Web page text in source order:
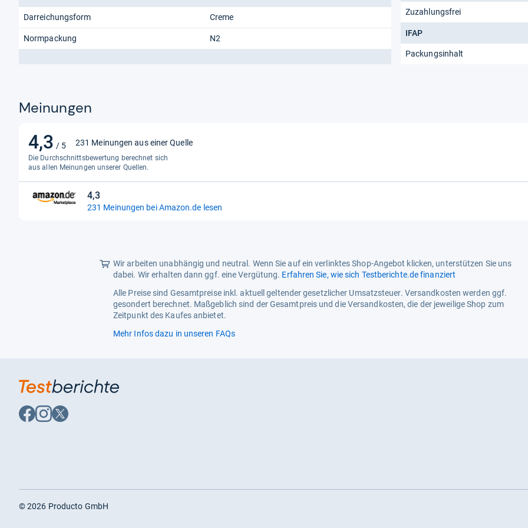
Darreichungsform Creme
Normpackung N2
Zuzahlungsfrei
IFAP
Packungsinhalt
Meinungen
4,3 / 5
4,3
von
5
Sternen
231 Meinungen aus einer Quelle
Die Durchschnittsbewertung berechnet sich
aus allen Meinungen unserer Quellen.
4,3
4,3
von
231 Meinungen bei Amazon.de lesen
Wir arbeiten unabhängig und neutral. Wenn Sie auf ein verlinktes Shop-Angebot klicken, unterstützen Sie uns
dabei. Wir erhalten dann ggf. eine Vergütung. Erfahren Sie, wie sich Testberichte.de finanziert
Alle Preise sind Gesamtpreise inkl. aktuell geltender gesetzlicher Umsatzsteuer. Versandkosten werden ggf.
gesondert berechnet. Maßgeblich sind der Gesamtpreis und die Versandkosten, die der jeweilige Shop zum
Zeitpunkt des Kaufes anbietet.
Mehr Infos dazu in unseren FAQs
Auf
Facebook
Auf
Instagram
Auf
X
©2026 Producto GmbH